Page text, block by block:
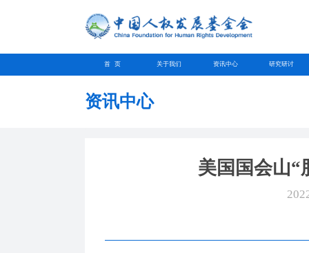
首 页 关于我们 资讯中心 研究研讨
资讯中心
美国国会山“